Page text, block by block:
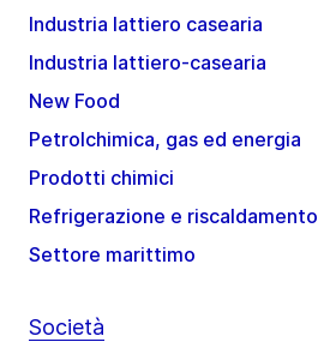
Industria lattiero casearia
Industria lattiero-casearia
New Food
Petrolchimica, gas ed energia
Prodotti chimici
Refrigerazione e riscaldamento
Settore marittimo
Società